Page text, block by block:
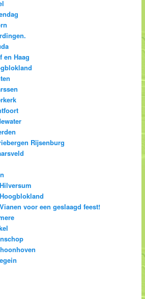
en Haag
Rijsenburg
voor een geslaagd feest!